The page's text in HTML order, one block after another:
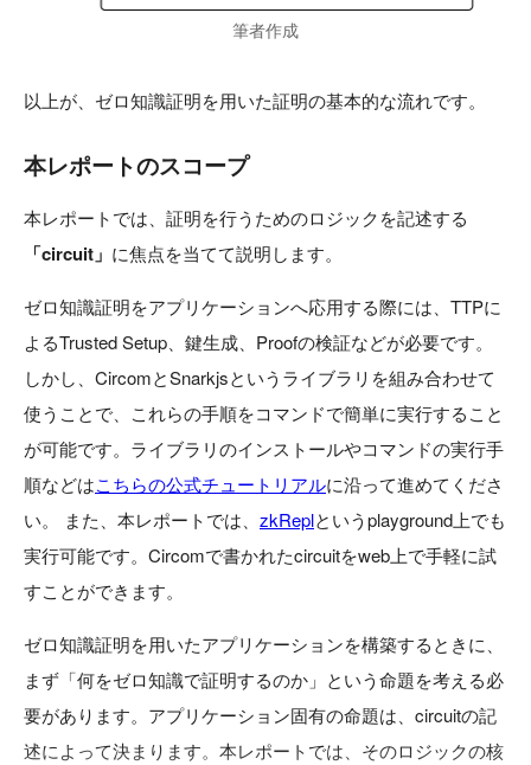
筆者作成
以上が、ゼロ知識証明を用いた証明の基本的な流れです。
本レポートのスコープ
本レポートでは、証明を行うためのロジックを記述する
「circuit」 に焦点を当てて説明します。
ゼロ知識証明をアプリケーションへ応用する際には、TTPに
よるTrusted Setup、鍵生成、Proofの検証などが必要です。
しかし、CircomとSnarkjsというライブラリを組み合わせて
使うことで、これらの手順をコマンドで簡単に実行すること
が可能です。ライブラリのインストールやコマンドの実行手
順などはこちらの公式チュートリアルに沿って進めてくださ
い。 また、本レポートでは、 zkReplというplayground上でも
実行可能です。Circomで書かれたcircuitをweb上で手軽に試
すことができます。
ゼロ知識証明を用いたアプリケーションを構築するときに、
まず「何をゼロ知識で証明するのか」という命題を考える必
要があります。アプリケーション固有の命題は、circuitの記
述によって決まります。本レポートでは、そのロジックの核